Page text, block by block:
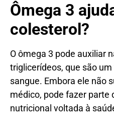
Ômega 3
colesterol?
O ômega 3 pode auxiliar
triglicerídeos, que são
sangue. Embora ele não
médico, pode fazer parte
nutricional voltada à